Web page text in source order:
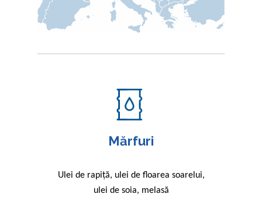
Mărfuri
Ulei de rapiță, ulei de floarea soarelui,
ulei de soia, melasă